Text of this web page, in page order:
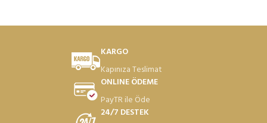
KARGO
Kapınıza Teslimat
ONLINE ÖDEME
PayTR ile Öde
24/7 DESTEK